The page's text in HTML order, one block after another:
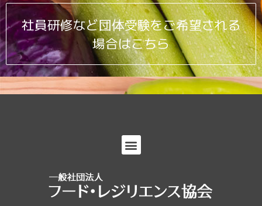
社員研修など団体受験をご希望される
場合はこちら